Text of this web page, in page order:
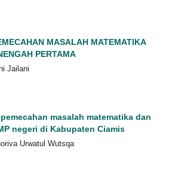
MASALAH MATEMATIKA
PERTAMA
Jailani
masalah matematika dan
negeri di Kabupaten Ciamis
Urwatul Wutsqa